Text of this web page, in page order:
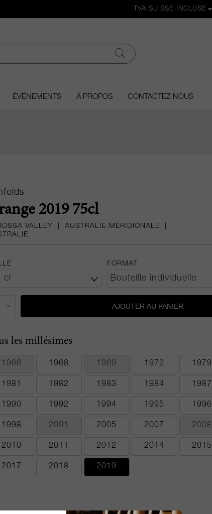
ÉVÉNEMENTS À PROPOS CONTACTEZ NOUS
2019 75cl
VALLEY AUSTRALIE-MÉRIDIONALE
FORMAT
AJOUTER AU PANIER
les millésimes
1966 1968 1969 1972 1979
1981 1982 1983 1984 1987
1990 1992 1994 1995 1996
1998 2001 2005 2007 2008
2010 2011 2012 2014 2015
2017 2018 2019